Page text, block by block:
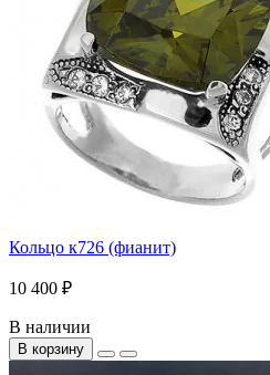
Кольцо к726 (фианит)
10 400 ₽
В наличии
В корзину